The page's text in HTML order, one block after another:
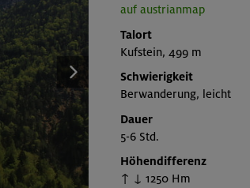
auf austrianmap
Talort
Kufstein, 499 m
Schwierigkeit
Berwanderung, leicht
Dauer
5-6 Std.
Höhendifferenz
↑ ↓ 1250 Hm